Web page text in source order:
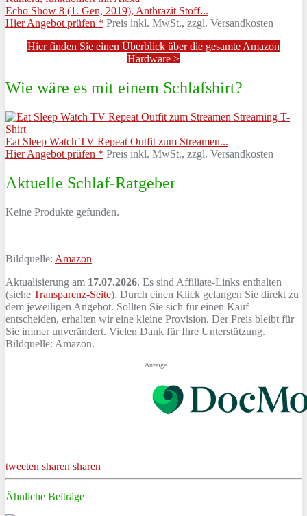
Echo Show 8 (1. Gen, 2019), Anthrazit Stoff...
Hier Angebot prüfen * Preis inkl. MwSt., zzgl. Versandkosten
Hier finden Sie einen Überblick über die gesamte Amazon
Hardware >
Wie wäre es mit einem Schlafshirt?
Eat Sleep Watch TV Repeat Outfit zum Streamen...
Hier Angebot prüfen * Preis inkl. MwSt., zzgl. Versandkosten
Aktuelle Schlaf-Ratgeber
Keine Produkte gefunden.
Bildquelle: Amazon
Aktualisierung am 17.07.2026. Es sind Affiliate-Links enthalten
(siehe Transparenz-Seite). Durch einen Klick gelangen Sie direkt zu
dem jeweiligen Angebot. Sollten Sie sich für einen Kauf
entscheiden, erhalten wir eine kleine Provision. Der Preis bleibt für
Sie immer unverändert. Vielen Dank für Ihre Unterstützung.
Bildquelle: Amazon.
Anzeige
tweeten sharen sharen
Ähnliche Beiträge